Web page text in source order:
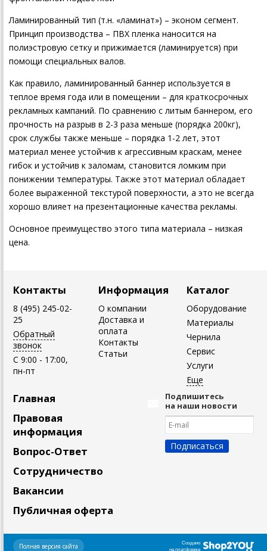
Ламинированный тип (т.н. «ламинат») – эконом сегмент.
Принцип производства – ПВХ пленка наносится на
полиэстровую сетку и прижимается (ламинируется) при
помощи специальных валов.
Как правило, ламинированный баннер используется в
теплое время года или в помещении – для краткосрочных
рекламных кампаний. По сравнению с литым баннером, его
прочность на разрыв в 2-3 раза меньше (порядка 200кг),
срок службы также меньше – порядка 1-2 лет, этот
материал менее устойчив к агрессивным краскам, менее
гибок и устойчив к заломам, становится ломким при
понижении температуры. Также этот материал обладает
более выраженной текстурой поверхности, а это не всегда
хорошо влияет на презентационные качества рекламы.
Основное преимущество этого типа материала – низкая
цена.
Контакты
8 (495) 245-02-
25
Обратный
звонок
C 9:00 - 17:00,
пн-пт
Информация
О компании
Доставка и
оплата
Контакты
Статьи
Каталог
Оборудование
Материалы
Чернила
Сервис
Услуги
Главная
Правовая
информация
Вопрос-Ответ
Сотрудничество
Вакансии
Публичная оферта
Подпишитесь
на наши новости
Создано
на платформе
Полная версия сайта